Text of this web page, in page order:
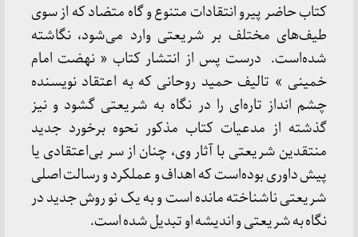
کتاب حاضر پیرو انتقادات متنوع و گاه متضاد که از سوی
طیف‌های مختلف بر شریعتی وارد می‌شود، نگاشته
شده‌است. درست پس از انتشار کتاب « نهضت امام
خمینی » تالیف حمید روحانی که به اعتقاد نویسنده
چشم انداز تاره‌ای را در نگاه به شریعتی گشود و نیز
گذشته از مدعیات کتاب مذکور نحوه برخورد جدید
منتقدین شریعتی با آثار وی، چنان از سر بی‌اعتقادی یا
پیش داوری بوده‌است که اهداف و عملکرد و رسالت اصلی
شریعتی ناشناخته مانده است و به یک نو روش جدید در
نگاه به شریعتی و اندیشه او تبدیل شده است.